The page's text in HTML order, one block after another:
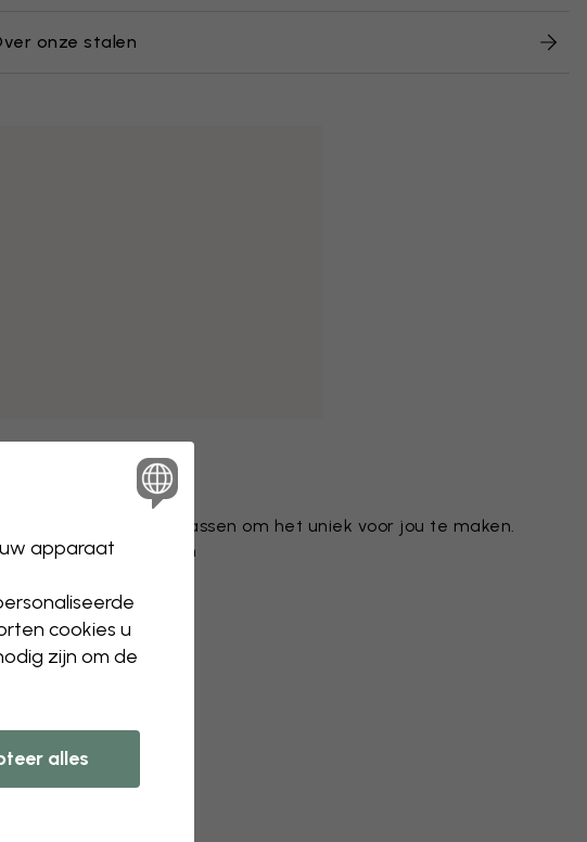
onze stalen
kan elk motief aanpassen om het uniek voor jou te maken.
de kleuren aanpassen
of verwijderen
behang van een foto
in
apparaat
cookies u
zijn om de
alles